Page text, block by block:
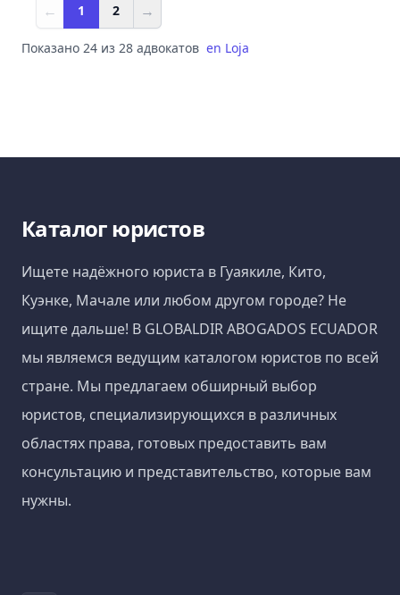
← 1 2 →
Показано 24 из 28 адвокатов en Loja
Каталог юристов
Ищете надёжного юриста в Гуаякиле, Кито,
Куэнке, Мачале или любом другом городе? Не
ищите дальше! В GLOBALDIR ABOGADOS ECUADOR
мы являемся ведущим каталогом юристов по всей
стране. Мы предлагаем обширный выбор
юристов, специализирующихся в различных
областях права, готовых предоставить вам
консультацию и представительство, которые вам
нужны.